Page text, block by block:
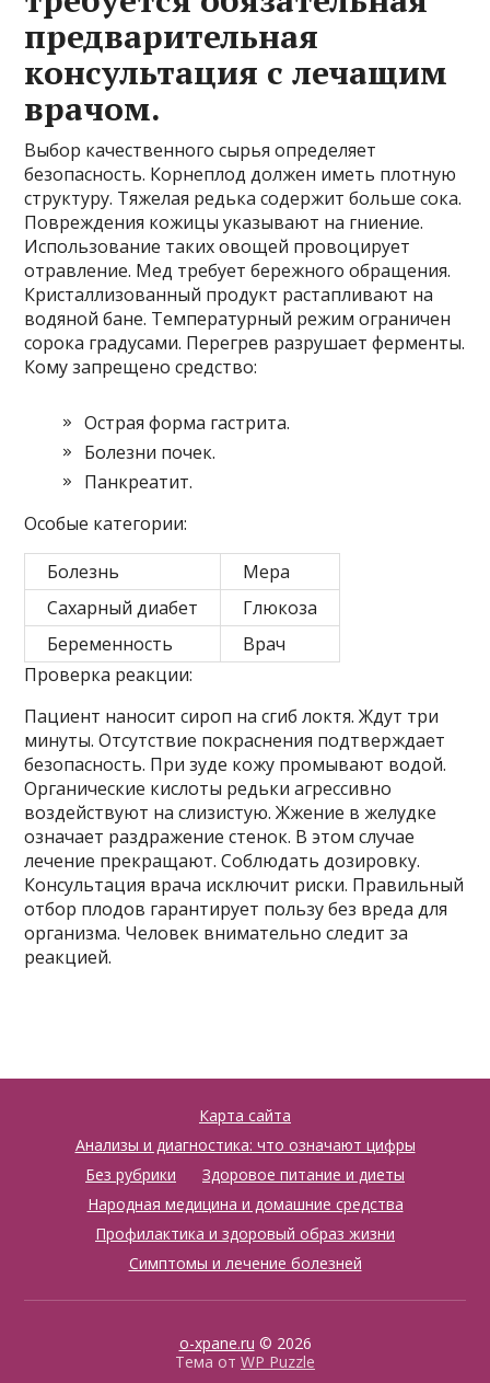
предварительная
консультация с лечащим
врачом.
Выбор качественного сырья определяет
безопасность. Корнеплод должен иметь плотную
структуру. Тяжелая редька содержит больше сока.
Повреждения кожицы указывают на гниение.
Использование таких овощей провоцирует
отравление. Мед требует бережного обращения.
Кристаллизованный продукт растапливают на
водяной бане. Температурный режим ограничен
сорока градусами. Перегрев разрушает ферменты.
Кому запрещено средство:
Острая форма гастрита.
Болезни почек.
Панкреатит.
Особые категории:
Болезнь
Мера
Сахарный диабет
Глюкоза
Беременность
Врач
Проверка реакции:
Пациент наносит сироп на сгиб локтя. Ждут три
минуты. Отсутствие покраснения подтверждает
безопасность. При зуде кожу промывают водой.
Органические кислоты редьки агрессивно
воздействуют на слизистую. Жжение в желудке
означает раздражение стенок. В этом случае
лечение прекращают. Соблюдать дозировку.
Консультация врача исключит риски. Правильный
отбор плодов гарантирует пользу без вреда для
организма. Человек внимательно следит за
реакцией.
Карта сайта
Анализы и диагностика: что означают цифры
Без рубрики
Здоровое питание и диеты
Народная медицина и домашние средства
Профилактика и здоровый образ жизни
Симптомы и лечение болезней
o-xpane.ru © 2026
Тема от WP Puzzle